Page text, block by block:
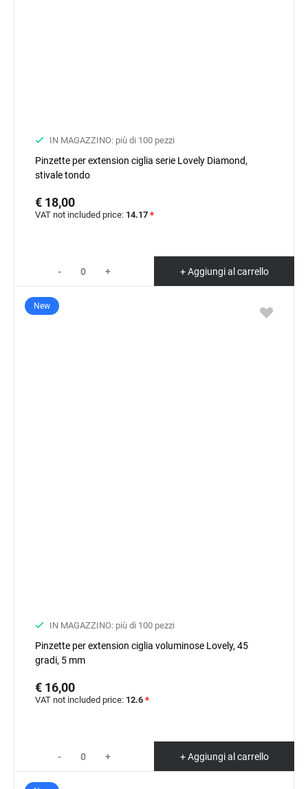
IN MAGAZZINO: più di 100 pezzi
Pinzette per extension ciglia serie Lovely Diamond,
stivale tondo
€ 18,00
VAT not included price: 14.17 *
- + + Aggiungi al carrello
New
IN MAGAZZINO: più di 100 pezzi
Pinzette per extension ciglia voluminose Lovely, 45
gradi, 5 mm
€ 16,00
VAT not included price: 12.6 *
- + + Aggiungi al carrello